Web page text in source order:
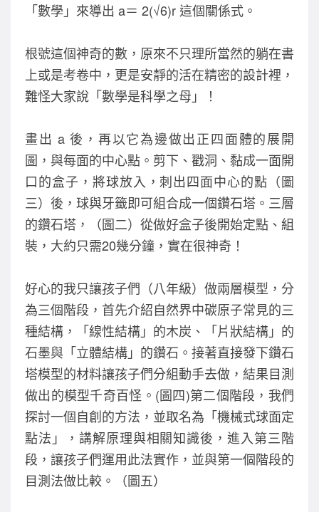
「數學」來導出 a＝ 2(√6)r 這個關係式。
根號這個神奇的數，原來不只理所當然的躺在書
上或是考卷中，更是安靜的活在精密的設計裡，
難怪大家說「數學是科學之母」！
畫出 a 後，再以它為邊做出正四面體的展開
圖，與每面的中心點。剪下、戳洞、黏成一面開
口的盒子，將球放入，刺出四面中心的點（圖
三）後，球與牙籤即可組合成一個鑽石塔。三層
的鑽石塔，（圖二）從做好盒子後開始定點、組
裝，大約只需20幾分鐘，實在很神奇！
好心的我只讓孩子們（八年級）做兩層模型，分
為三個階段，首先介紹自然界中碳原子常見的三
種結構，「線性結構」的木炭、「片狀結構」的
石墨與「立體結構」的鑽石。接著直接發下鑽石
塔模型的材料讓孩子們分組動手去做，結果目測
做出的模型千奇百怪。(圖四)第二個階段，我們
探討一個自創的方法，並取名為「機械式球面定
點法」，講解原理與相關知識後，進入第三階
段，讓孩子們運用此法實作，並與第一個階段的
目測法做比較。（圖五）